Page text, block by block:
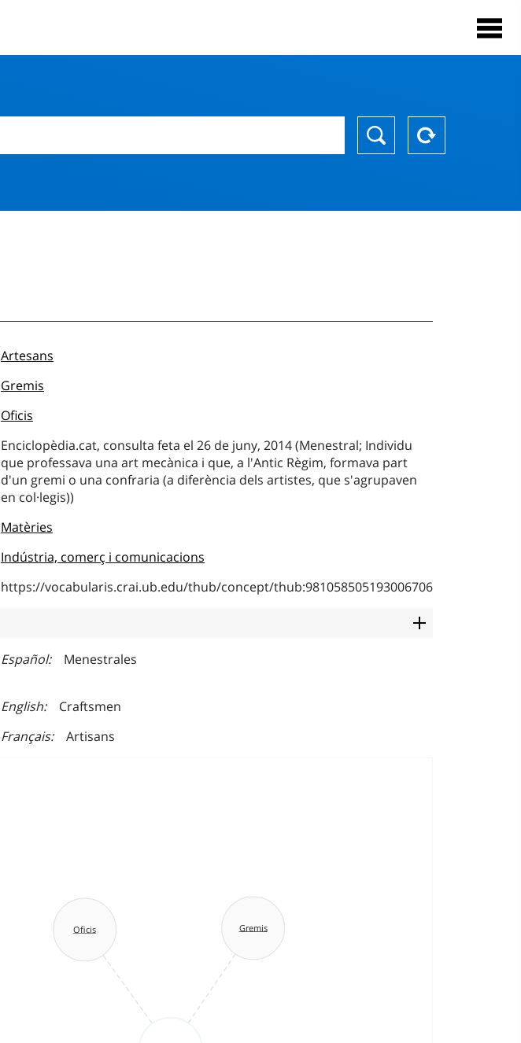
Artesans
Gremis
Oficis
Enciclopèdia.cat, consulta feta el 26 de juny, 2014 (Menestral; Individu
que professava una art mecànica i que, a l'Antic Règim, formava part
d'un gremi o una confraria (a diferència dels artistes, que s'agrupaven
en col·legis))
Matèries
Indústria, comerç i comunicacions
https://vocabularis.crai.ub.edu/thub/concept/thub:981058505193006706
Español Menestrales
English
Craftsmen
Français
Artisans
Oficis Gremis